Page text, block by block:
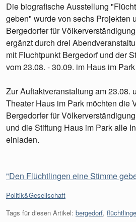
Die biografische Ausstellung
geben" wurde von sechs Projekten
Bergedorfer für
ergänzt durch drei
mit Fluchtpunkt Bergedorf und der
vom 23.08. - 30.09. im Haus im
Zur Auftaktveranstaltung am 23.08.
Theater Haus im Park möchten die
Bergedorfer für
und die Stiftung Haus im Park alle
einladen.
"Den Flüchtlingen eine Stimme
Kategorien:
Politik&Gesellschaft
Tags für diesen Artikel: bergedorf, flüchtlinge